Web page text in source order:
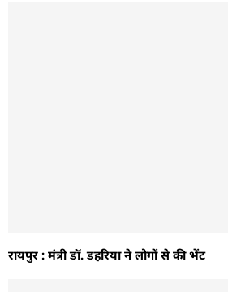
रायपुर : मंत्री डॉ. डहरिया ने लोगों से की भेंट